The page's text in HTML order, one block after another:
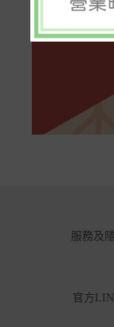
服務及
官方